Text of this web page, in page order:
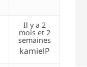
Il y a 2
mois et 2
semaines
kamielP